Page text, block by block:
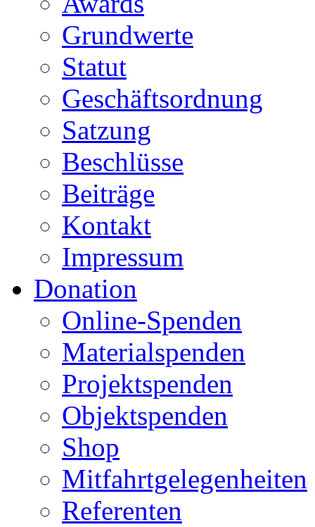
Grundwerte
Statut
Geschäftsordnung
Satzung
Beschlüsse
Beiträge
Kontakt
Impressum
Donation
Online-Spenden
Materialspenden
Projektspenden
Objektspenden
Shop
Mitfahrtgelegenheiten
Referenten